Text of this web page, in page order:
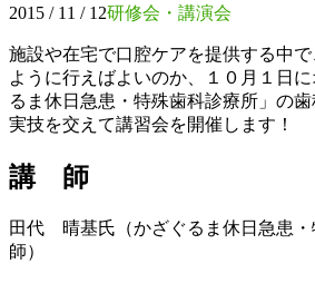
2015 / 11 / 12研修会・講演会
施設や在宅で口腔ケアを提供する中
ように行えばよいのか、１０月１日
るま休日急患・特殊歯科診療所」の
実技を交えて講習会を開催します！
講 師
田代 晴基氏（かざぐるま休日急患・
師）